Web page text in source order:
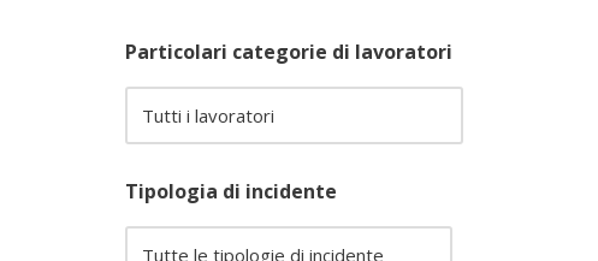
Particolari categorie di lavoratori
Tipologia di incidente